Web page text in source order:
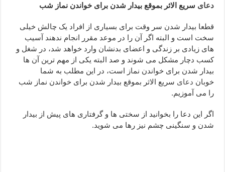
ختم سوره تکاثر برای جذب ثروت – خواص و برکات سوره تکاثر
دعا قدرت و توانمندی – دعا برای افزایش انرژی بدن و قدرت بازو
دعای ابودردا برای در امان ماندن از بلا – دعای ایمنی از سوختن
دعای سریع الاثر بموقع بیدار شدن برای خواندن نماز شب
قطعا بیدار شدن سر وقت برای بسیاری از افراد یک چالش خیلی
سخت است و البته اگر آن را در موعد مقرر انجام ندهند آسیب
های زیادی بر زندگی و اعضای بدنشان وارد خواهد شد، در شغل و
کسب دچار مشکل می شوند و صد البته یکی از مهم ترین آن ها
بیدار شدن برای خواندن نماز است، در این مطلب به شما
خوبان دعای سریع الاثر بموقع بیدار شدن برای خواندن نماز شب
را می آموزیم.
اگر این دعا را بخوانید از سختی ها و گرفتاری های پیش از بیدار
شدن و سنگینی چشم نیز رها می شوید.